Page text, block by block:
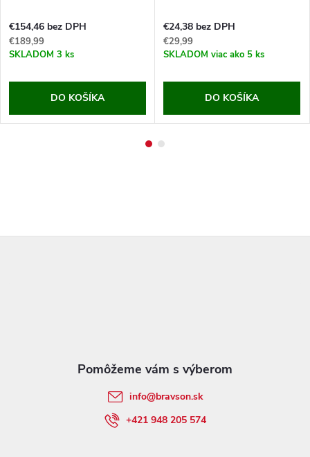
€154,46 bez DPH
€189,99
SKLADOM 3 ks
DO KOŠÍKA
€24,38 bez DPH
€29,99
SKLADOM viac ako 5 ks
DO KOŠÍKA
info@bravson.sk
+421 948 205 574